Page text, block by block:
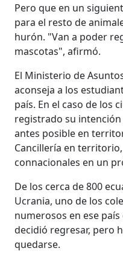
Pero que en un
para el resto de
hurón. "Van a poder
mascotas", afirmó.
El Ministerio de
aconseja a los
país. En el caso de los
registrado su
antes posible en
Cancillería en
connacionales en un
De los cerca de 800
Ucrania, uno de los
numerosos en ese
decidió regresar, pero
quedarse.